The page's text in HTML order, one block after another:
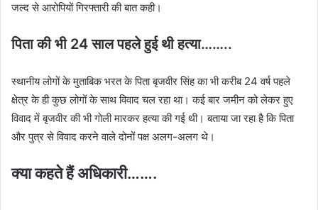
जल्द से आरोपियों गिरफ्तारी की बात कही।
पिता की भी 24 साल पहले हुई थी हत्या……..
स्थानीय लोगों के मुताबिक भरत के पिता बृजवीर सिंह का भी करीब 24 वर्ष पहले
क्षेत्र के ही कुछ लोगों के साथ विवाद चल रहा था। कई बार जमीन को लेकर हुए
विवाद में बृजवीर की भी गोली मारकर हत्या की गई थी। बताया जा रहा है कि पिता
और पुत्र से विवाद करने वाले दोनों पक्ष अलग-अलग थे।
क्या कहते हैं अधिकारी…….